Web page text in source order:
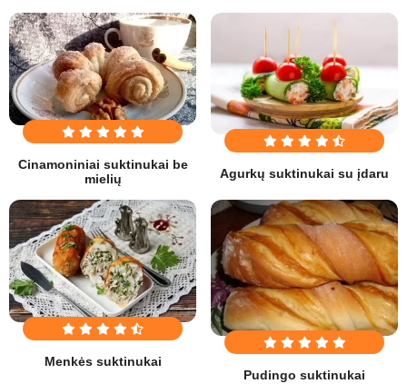
Cinamoniniai suktinukai be
mielių
Agurkų suktinukai su įdaru
Menkės suktinukai
Pudingo suktinukai